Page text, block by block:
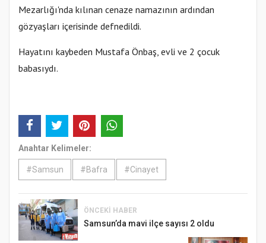
Mezarlığı'nda kılınan cenaze namazının ardından
gözyaşları içerisinde defnedildi.
Hayatını kaybeden Mustafa Önbaş, evli ve 2 çocuk
babasıydı.
Anahtar Kelimeler:
#Samsun #Bafra #Cinayet
ÖNCEKI HABER
Samsun’da mavi ilçe sayısı 2 oldu